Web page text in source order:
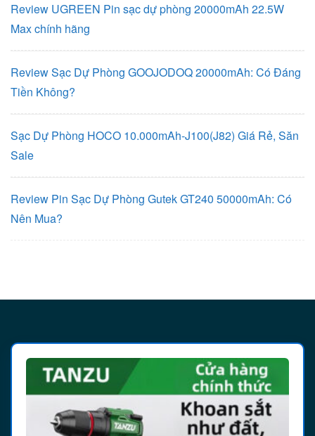
Review UGREEN Pin sạc dự phòng 20000mAh 22.5W
Max chính hãng
Review Sạc Dự Phòng GOOJODOQ 20000mAh: Có Đáng
Tiền Không?
Sạc Dự Phòng HOCO 10.000mAh-J100(J82) Giá Rẻ, Săn
Sale
Review Pin Sạc Dự Phòng Gutek GT240 50000mAh: Có
Nên Mua?